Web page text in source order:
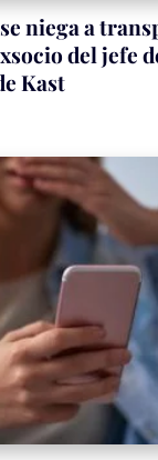
niega a
del jefe
Kast